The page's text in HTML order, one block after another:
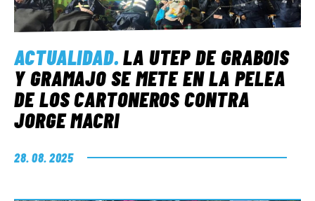
EL LADO «G»
ACTUALIDAD.LA UTEP DE GRABOIS
Y GRAMAJO SE METE EN LA PELEA
DE LOS CARTONEROS CONTRA
JORGE MACRI
28. 08. 2025